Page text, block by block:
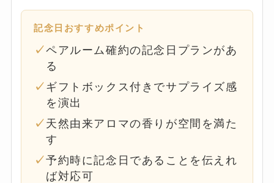
記念日おすすめポイント
ペアルーム確約の記念日プランがあ
る
ギフトボックス付きでサプライズ感
を演出
天然由来アロマの香りが空間を満た
す
予約時に記念日であることを伝えれ
ば対応可